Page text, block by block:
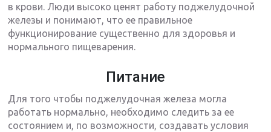
в крови. Люди высоко ценят работу поджелудочной
железы и понимают, что ее правильное
функционирование существенно для здоровья и
нормального пищеварения.
Питание
Для того чтобы поджелудочная железа могла
работать нормально, необходимо следить за ее
состоянием и, по возможности, создавать условия